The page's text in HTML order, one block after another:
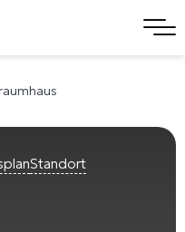
Standort